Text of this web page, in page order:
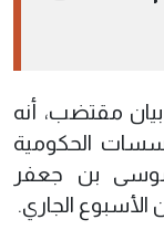
مقتضب، أنه
الحكومية
موسى بن جعفر
الجاري.